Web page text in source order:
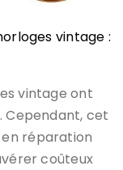
vintage :
vintage ont
Cependant, cet
réparation
coûteux